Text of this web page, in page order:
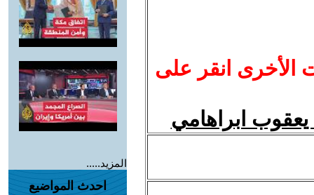
الأخرى انقر على
ابراهامي
المزيد.....
احدث المواضيع